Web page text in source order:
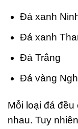
Đá xanh
Đá xanh
Đá Trắng
Đá vàng
Mỗi loại đá
nhau. Tuy